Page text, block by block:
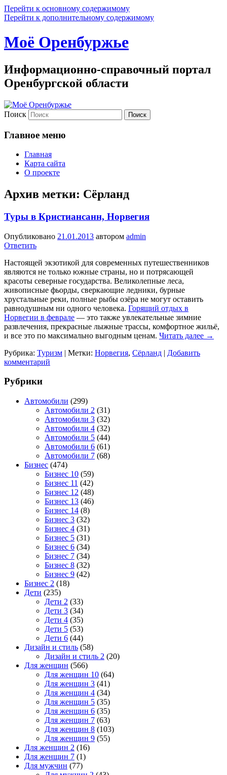
Перейти к основному содержимому
Перейти к дополнительному содержимому
Моё Оренбуржье
Информационно-справочный портал
Оренбургской области
Поиск
Главное меню
Главная
Карта сайта
О проекте
Архив метки: Сёрланд
Туры в Кристиансанн, Норвегия
Опубликовано 21.01.2013 автором admin
Ответить
Настоящей экзотикой для современных путешественников
являются не только южные страны, но и потрясающей
красоты северные государства. Великолепные леса,
живописные фьорды, сверкающие ледники, бурные
хрустальные реки, полные рыбы озёра не могут оставить
равнодушным ни одного человека. Горящий отдых в
Норвегии в феврале — это также увлекательные зимние
развлечения, прекрасные лыжные трассы, комфортное жильё,
и все это по максимально выгодным ценам. Читать далее →
Рубрика: Туризм | Метки: Норвегия, Сёрланд | Добавить
комментарий
Рубрики
Автомобили (299)
Автомобили 2 (31)
Автомобили 3 (32)
Автомобили 4 (32)
Автомобили 5 (44)
Автомобили 6 (61)
Автомобили 7 (68)
Бизнес (474)
Бизнес 10 (59)
Бизнес 11 (42)
Бизнес 12 (48)
Бизнес 13 (46)
Бизнес 14 (8)
Бизнес 3 (32)
Бизнес 4 (31)
Бизнес 5 (31)
Бизнес 6 (34)
Бизнес 7 (34)
Бизнес 8 (32)
Бизнес 9 (42)
Бизнес 2 (18)
Дети (235)
Дети 2 (33)
Дети 3 (34)
Дети 4 (35)
Дети 5 (53)
Дети 6 (44)
Дизайн и стиль (58)
Дизайн и стиль 2 (20)
Для женщин (566)
Для женщин 10 (64)
Для женщин 3 (41)
Для женщин 4 (34)
Для женщин 5 (35)
Для женщин 6 (35)
Для женщин 7 (63)
Для женщин 8 (103)
Для женщин 9 (55)
Для женщин 2 (16)
Для женщин 7 (1)
Для мужчин (77)